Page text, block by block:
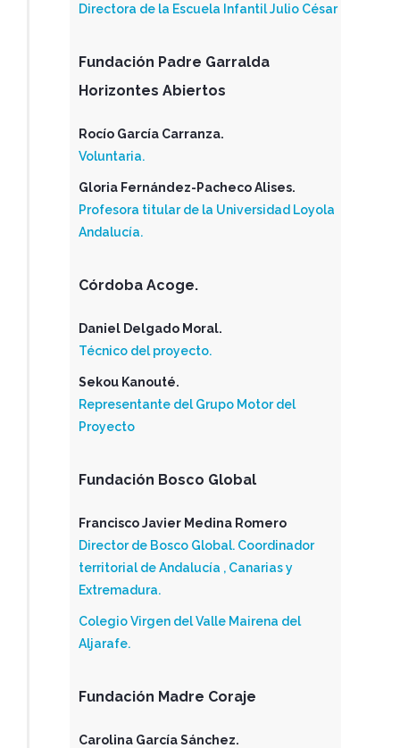
Directora de la Escuela Infantil Julio César
Fundación Padre Garralda
Horizontes Abiertos
Rocío García Carranza.
Voluntaria.
Gloria Fernández-Pacheco Alises.
Profesora titular de la Universidad Loyola
Andalucía.
Córdoba Acoge.
Daniel Delgado Moral.
Técnico del proyecto.
Sekou Kanouté.
Representante del Grupo Motor del
Proyecto
Fundación Bosco Global
Francisco Javier Medina Romero
Director de Bosco Global. Coordinador
territorial de Andalucía , Canarias y
Extremadura.
Colegio Virgen del Valle Mairena del
Aljarafe.
Fundación Madre Coraje
Carolina García Sánchez.